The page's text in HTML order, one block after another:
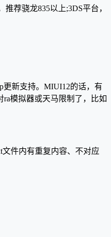
荐骁龙835以上;3DS平台，
更新支持。MIUI12的话，有
模拟器或天马限制了，比如
文件内有重复内容、不对应